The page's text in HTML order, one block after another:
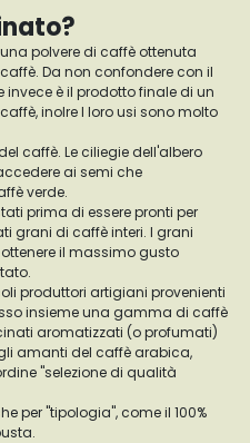
polvere di caffè ottenuta
Da non confondere con il
è il prodotto finale di un
inolre I loro usi sono molto
caffè. Le ciliegie dell'albero
ai semi che
verde.
prima di essere pronti per
grani di caffè interi. I grani
il massimo gusto
produttori artigiani provenienti
insieme una gamma di caffè
aromatizzati (o profumati)
amanti del caffè arabica,
"selezione di qualità
per "tipologia", come il 100%